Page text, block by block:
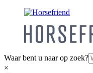
Waar bent u naar op zoek?
×